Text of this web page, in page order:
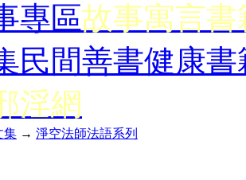
專區故事寓言書
民間善書健康書
淫網
集 → 淨空法師法語系列